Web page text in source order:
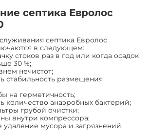
септика Евролос
септика Евролос
в следующем:
стоков раз в год или когда осадок
30 %;
нечистот;
стабильность размещения
на герметичность;
количество анаэробных бактерий;
грубой очистки;
внутри компрессора;
удаление мусора и загрязнений.